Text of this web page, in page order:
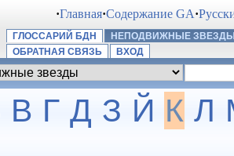
·Главная·Содержание GA·
ГЛОССАРИЙ БДН
НЕПОДВИЖНЫЕ
ОБРАТНАЯ СВЯЗЬ
ВХОД
В Г Д З Й К Л